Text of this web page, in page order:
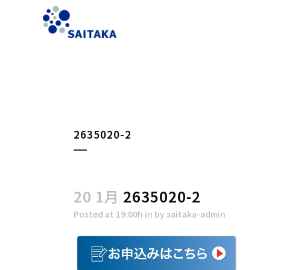
2635020-2
20 1月 2635020-2
Posted at 19:00h in by saitaka-admin